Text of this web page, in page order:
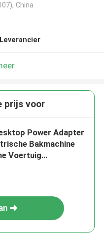
China
prijs voor
Power Adapter
Bakmachine
Voertuig